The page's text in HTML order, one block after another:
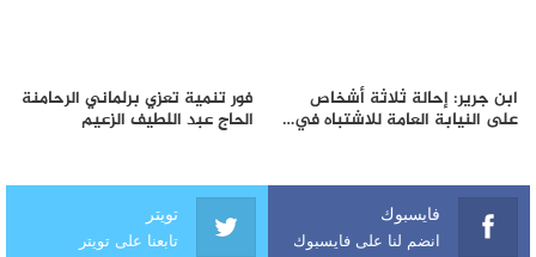
ابن جرير: إحالة ثلاثة أشخاص
على النيابة العامة للاشتباه في…
فور تنمية تعزي برلماني الرحامنة
الحاج عبد اللطيف الزعيم
فايسبوك
انضم لنا على فايسبوك
تويتر
تابعنا على تويتر